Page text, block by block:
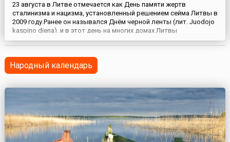
23 августа в Литве отмечается как День памяти жертв
сталинизма и нацизма, установленный решением сейма Литвы в
2009 году.Ранее он назывался Днём черной ленты (лит. Juodojo
kaspino diena), и в этот день на многих домах Литвы
вывешивали приспущенные государственные флаги с
прикреплённой чёрной лентой. А выбор даты был обусловлен,
тем что в этот день в 1939 году министрами иностранных дел
СССР и ...
Народный календарь